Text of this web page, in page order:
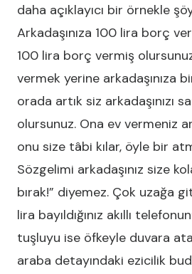
daha açıklayıcı bir örnekle
Arkadaşınıza 100 lira borç
100 lira borç vermiş
vermek yerine arkadaşınıza
orada artık siz arkadaşınızı
olursunuz. Ona ev vermeniz
onu size tâbi kılar, öyle bir
Sözgelimi arkadaşınız size
bırak!” diyemez. Çok uzağa
lira bayıldığınız akıllı
tuşluyu ise öfkeyle duvara
araba detayındaki ezicilik